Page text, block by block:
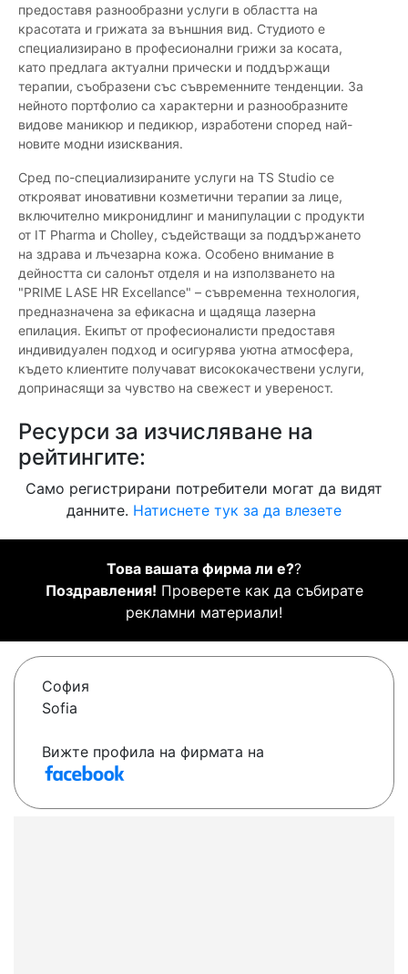
предоставя разнообразни услуги в областта на
красотата и грижата за външния вид. Студиото е
специализирано в професионални грижи за косата,
като предлага актуални прически и поддържащи
терапии, съобразени със съвременните тенденции. За
нейното портфолио са характерни и разнообразните
видове маникюр и педикюр, изработени според най-
новите модни изисквания.
Сред по-специализираните услуги на TS Studio се
открояват иновативни козметични терапии за лице,
включително микронидлинг и манипулации с продукти
от IT Pharma и Cholley, съдействащи за поддържането
на здрава и лъчезарна кожа. Особено внимание в
дейността си салонът отделя и на използването на
"PRIME LASE HR Excellance" – съвременна технология,
предназначена за ефикасна и щадяща лазерна
епилация. Екипът от професионалисти предоставя
индивидуален подход и осигурява уютна атмосфера,
където клиентите получават висококачествени услуги,
допринасящи за чувство на свежест и увереност.
Ресурси за изчисляване на
рейтингите:
Само регистрирани потребители могат да видят
данните. Натиснете тук за да влезете
Това вашата фирма ли е??
Поздравления! Проверете как да събирате
рекламни материали!
София
Sofia
Вижте профила на фирмата на